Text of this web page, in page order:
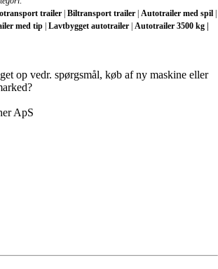
trailer | Biltransport trailer | Autotrailer med spil |
med tip | Lavtbygget autotrailer | Autotrailer 3500 kg |
op vedr. spørgsmål, køb af ny maskine eller
ApS